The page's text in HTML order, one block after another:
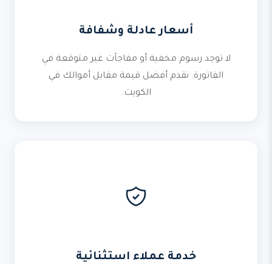
أسعار عادلة وشفافة
لا توجد رسوم مخفية أو مفاجآت غير متوقعة في
الفاتورة. نقدم أفضل قيمة مقابل أموالك في
الكويت.
خدمة عملاء استثنائية